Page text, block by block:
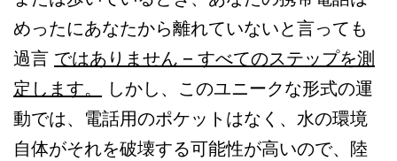
めったにあなたから離れていないと言っても
過言 ではありません – すべてのステップを測
定します。
しかし、このユニークな形式の運
動では、電話用のポケットはなく、水の環境
自体がそれを破壊する可能性が高いので、陸